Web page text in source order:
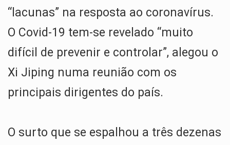
“lacunas” na resposta ao coronavírus.
O Covid-19 tem-se revelado “muito
difícil de prevenir e controlar”, alegou o
Xi Jiping numa reunião com os
principais dirigentes do país.
O surto que se espalhou a três dezenas